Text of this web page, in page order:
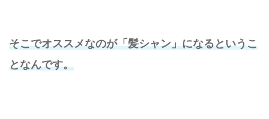
そこでオススメなのが「髪シャン」になるというこ
となんです。